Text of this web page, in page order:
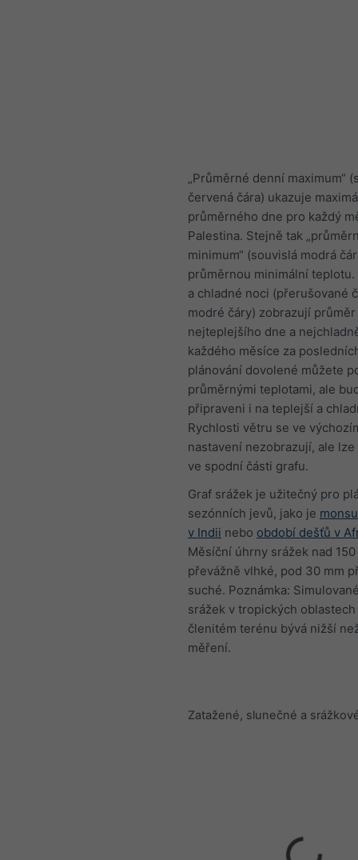
„Průměrné denní maximum“
červená čára) ukazuje
průměrného dne pro každý
Palestina. Stejně tak
minimum“ (souvislá modrá
průměrnou minimální
a chladné noci (přerušované
modré čáry) zobrazují průměr
nejteplejšího dne a
každého měsíce za
plánování dovolené můžete
průměrnými teplotami, ale
připraveni i na teplejší a
Rychlosti větru se ve
nastavení nezobrazují, ale
ve spodní části grafu.
Graf srážek je užitečný pro
sezónních jevů, jako je
v Indii nebo období dešťů v
Měsíční úhrny srážek nad
převážně vlhké, pod 30 mm
suché. Poznámka:
srážek v tropických oblastech
členitém terénu bývá nižší
měření.
Zatažené, slunečné a